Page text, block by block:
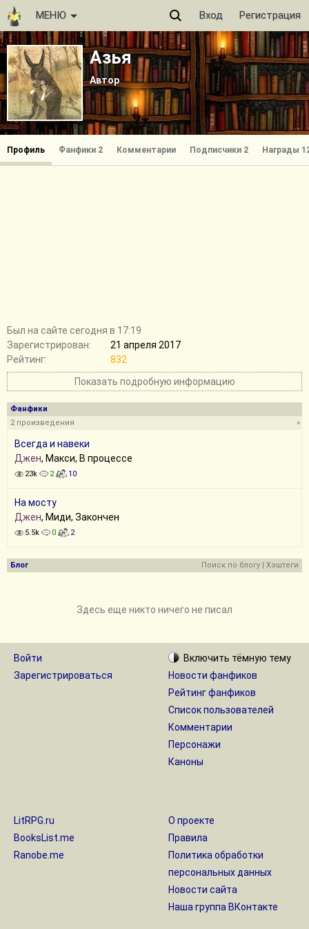
МЕНЮ Вход Регистрация
Азья
Автор
Профиль Фанфики 2 Комментарии Подписчики 2 Награды
Был на сайте сегодня в 17:19
Зарегистрирован:
21 апреля 2017
Рейтинг:
832
Показать подробную информацию
Фанфики
2 произведения
»
Всегда и навеки
Джен, Макси, В процессе
23k 2 10
На мосту
Джен, Миди, Закончен
5.5k 0 2
Блог Поиск по блогу | Хэштеги
Здесь еще никто ничего не писал
Войти
Зарегистрироваться
Включить тёмную тему
Новости фанфиков
Рейтинг фанфиков
Список пользователей
Комментарии
Персонажи
Каноны
LitRPG.ru
BooksList.me
Ranobe.me
О проекте
Правила
Политика обработки
персональных данных
Новости сайта
Наша группа ВКонтакте